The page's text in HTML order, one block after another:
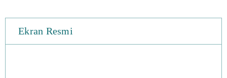
otomatik savaşa katılın ve savaşçılarınızın savaşlarda
kendilerini en iyi şekilde nasıl savunabileceklerini
gösterin. Dragon Awaken'da sabit sınıf yoktur. Yukarı
Ekran Resmi